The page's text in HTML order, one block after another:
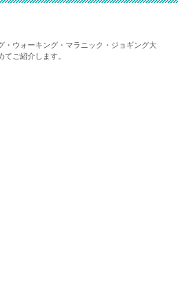
・ウォーキング・マラニック・ジョギング大
ご紹介します。